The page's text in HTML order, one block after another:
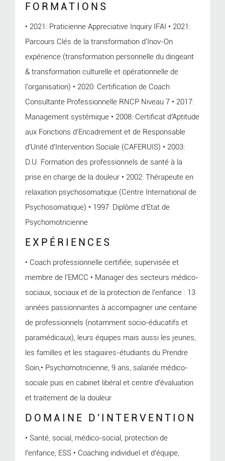
FORMATIONS
• 2021: Praticienne Appreciative Inquiry IFAI • 2021:
Parcours Clés de la transformation d'Inov-On
expérience (transformation personnelle du dirigeant
& transformation culturelle et opérationnelle de
l'organisation) • 2020: Certification de Coach
Consultante Professionnelle RNCP Niveau 7 • 2017:
Management systémique • 2008: Certificat d’Aptitude
aux Fonctions d'Encadrement et de Responsable
d’Unité d’Intervention Sociale (CAFERUIS) • 2003:
D.U. Formation des professionnels de santé à la
prise en charge de la douleur • 2002: Thérapeute en
relaxation psychosomatique (Centre International de
Psychosomatique) • 1997: Diplôme d’Etat de
Psychomotricienne
EXPÉRIENCES
• Coach professionnelle certifiée, supervisée et
membre de l'EMCC • Manager des secteurs médico-
sociaux, sociaux et de la protection de l’enfance : 13
années passionnantes à accompagner une centaine
de professionnels (notamment socio-éducatifs et
paramédicaux), leurs équipes mais aussi les jeunes,
les familles et les stagiaires-étudiants du Prendre
Soin,• Psychomotricienne, 9 ans, salariée médico-
sociale puis en cabinet libéral et centre d’évaluation
et traitement de la douleur
DOMAINE D'INTERVENTION
• Santé, social, médico-social, protection de
l’enfance, ESS • Coaching individuel et d’équipe,